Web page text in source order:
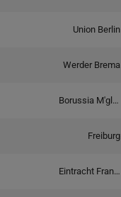
Union Berlin
Werder Brema
Borussia M'gladbach
Freiburg
Eintracht Frankfurt